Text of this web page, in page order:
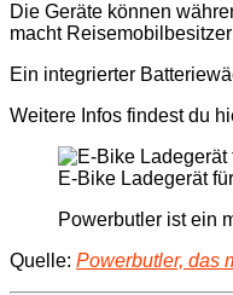
Die Geräte können
macht
Ein integrierter
Weitere Infos findest du
E-Bike Ladegerät
Powerbutler ist ein
Quelle: Powerbutler, das